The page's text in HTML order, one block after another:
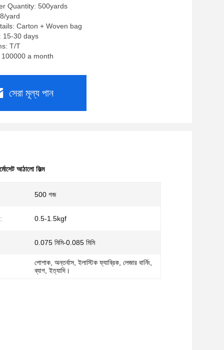
Quantity: 500yards
yard
Carton + Woven bag
15-30 days
T/T
100000 a month
সেরা মূল্য পান
আঠালো ফিল্ম
500 গজ
0.5-1.5kgf
0.075 মিমি-0.085 মিমি
পোশাক, অন্তর্বাস, ইলাস্টিক ফ্যাব্রিক, লেজার বার্নিং,
ব্যাগ, ইত্যাদি।